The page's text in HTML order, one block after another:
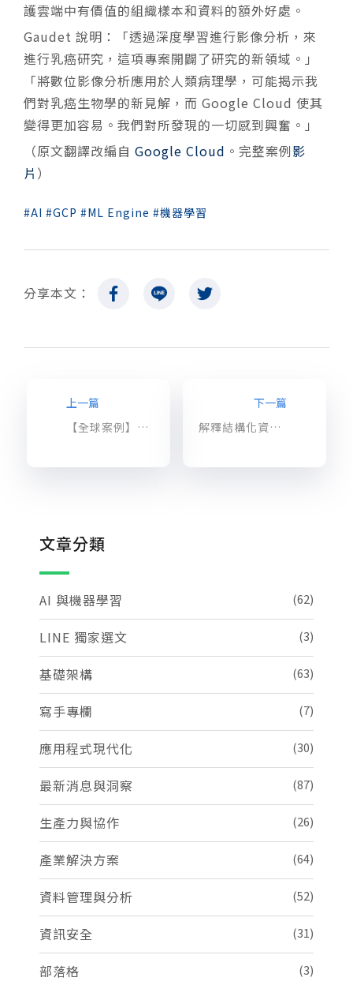
護雲端中有價值的組織樣本和資料的額外好處。
Gaudet 說明：「透過深度學習進行影像分析，來
進行乳癌研究，這項專案開闢了研究的新領域。」
「將數位影像分析應用於人類病理學，可能揭示我
們對乳癌生物學的新見解，而 Google Cloud 使其
變得更加容易。我們對所發現的一切感到興奮。」
（原文翻譯改編自 Google Cloud 。完整案例影
片 ）
AI GCP ML Engine 機器學習
分享本文：
上一篇
【全球案例】Unity：利用 BigQuery 分析 PB 級的資料，實現報表與機器學習應用
下一篇
解釋結構化資料的模型預測（下）
文章分類
AI 與機器學習 (62)
LINE 獨家選文 (3)
基礎架構 (63)
寫手專欄 (7)
應用程式現代化 (30)
最新消息與洞察 (87)
生產力與協作 (26)
產業解決方案 (64)
資料管理與分析 (52)
資訊安全 (31)
部落格 (3)